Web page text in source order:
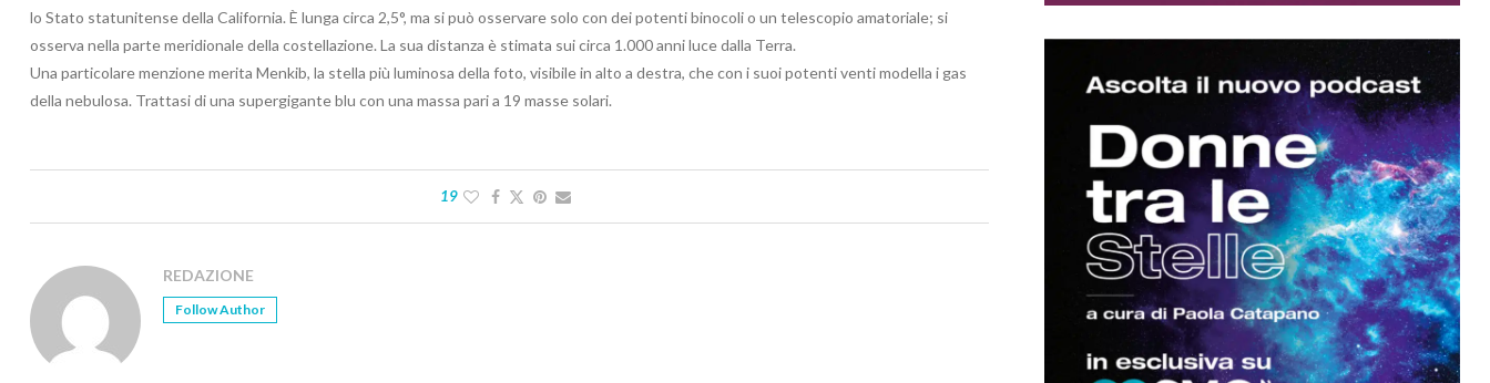
lo Stato statunitense della California. È lunga circa 2,5°, ma si può osservare solo con dei potenti binocoli o un telescopio amatoriale; si
osserva nella parte meridionale della costellazione. La sua distanza è stimata sui circa 1.000 anni luce dalla Terra.
Una particolare menzione merita Menkib, la stella più luminosa della foto, visibile in alto a destra, che con i suoi potenti venti modella i gas
della nebulosa. Trattasi di una supergigante blu con una massa pari a 19 masse solari.
19
REDAZIONE
Follow Author